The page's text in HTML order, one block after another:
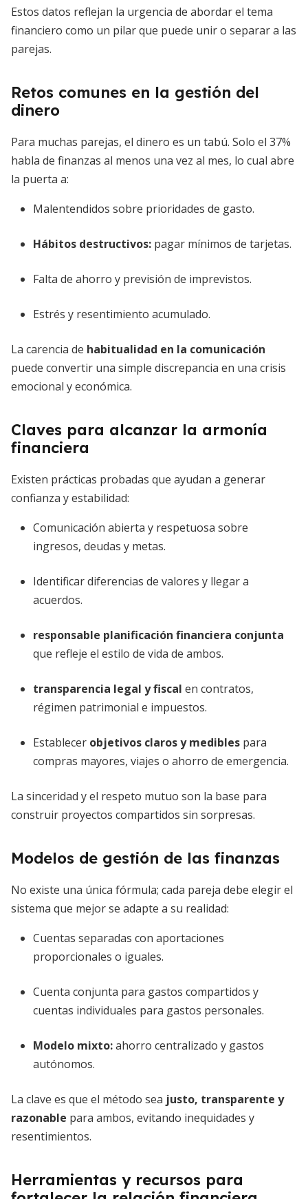
Estos datos reflejan la urgencia de abordar el tema
financiero como un pilar que puede unir o separar a las
parejas.
Retos comunes en la gestión del
dinero
Para muchas parejas, el dinero es un tabú. Solo el 37%
habla de finanzas al menos una vez al mes, lo cual abre
la puerta a:
Malentendidos sobre prioridades de gasto.
Hábitos destructivos: pagar mínimos de tarjetas.
Falta de ahorro y previsión de imprevistos.
Estrés y resentimiento acumulado.
La carencia de habitualidad en la comunicación
puede convertir una simple discrepancia en una crisis
emocional y económica.
Claves para alcanzar la armonía
financiera
Existen prácticas probadas que ayudan a generar
confianza y estabilidad:
Comunicación abierta y respetuosa sobre
ingresos, deudas y metas.
Identificar diferencias de valores y llegar a
acuerdos.
responsable planificación financiera conjunta
que refleje el estilo de vida de ambos.
transparencia legal y fiscal en contratos,
régimen patrimonial e impuestos.
Establecer objetivos claros y medibles para
compras mayores, viajes o ahorro de emergencia.
La sinceridad y el respeto mutuo son la base para
construir proyectos compartidos sin sorpresas.
Modelos de gestión de las finanzas
No existe una única fórmula; cada pareja debe elegir el
sistema que mejor se adapte a su realidad:
Cuentas separadas con aportaciones
proporcionales o iguales.
Cuenta conjunta para gastos compartidos y
cuentas individuales para gastos personales.
Modelo mixto:ahorro centralizado y gastos
autónomos.
La clave es que el método sea justo, transparente y
razonable para ambos, evitando inequidades y
resentimientos.
Herramientas y recursos para